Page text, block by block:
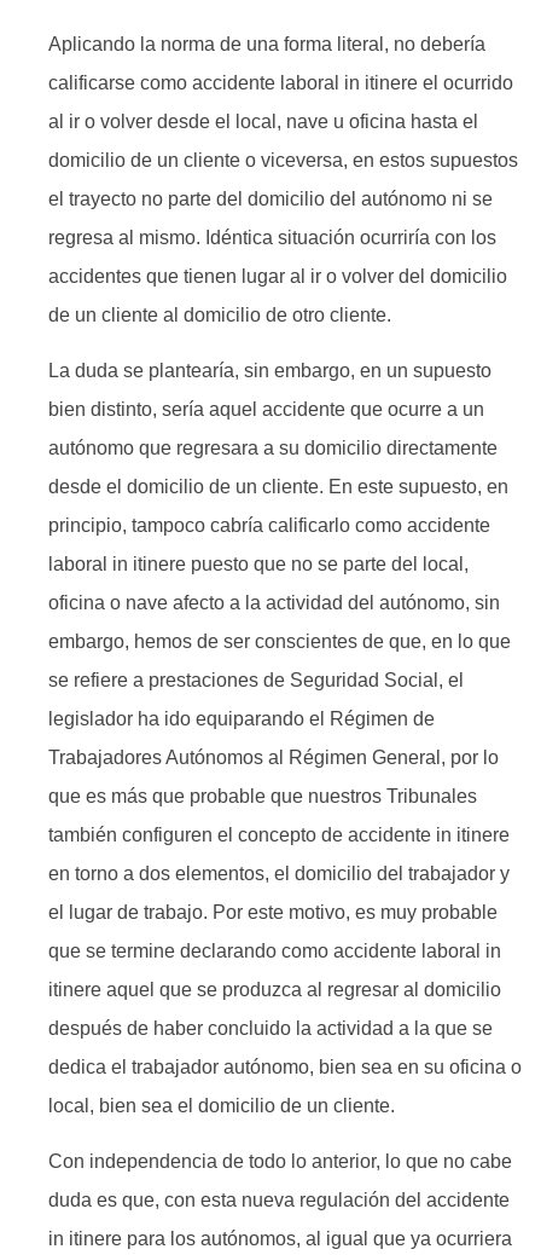
Aplicando la norma de una forma literal, no debería
calificarse como accidente laboral in itinere el ocurrido
al ir o volver desde el local, nave u oficina hasta el
domicilio de un cliente o viceversa, en estos supuestos
el trayecto no parte del domicilio del autónomo ni se
regresa al mismo. Idéntica situación ocurriría con los
accidentes que tienen lugar al ir o volver del domicilio
de un cliente al domicilio de otro cliente.
La duda se plantearía, sin embargo, en un supuesto
bien distinto, sería aquel accidente que ocurre a un
autónomo que regresara a su domicilio directamente
desde el domicilio de un cliente. En este supuesto, en
principio, tampoco cabría calificarlo como accidente
laboral in itinere puesto que no se parte del local,
oficina o nave afecto a la actividad del autónomo, sin
embargo, hemos de ser conscientes de que, en lo que
se refiere a prestaciones de Seguridad Social, el
legislador ha ido equiparando el Régimen de
Trabajadores Autónomos al Régimen General, por lo
que es más que probable que nuestros Tribunales
también configuren el concepto de accidente in itinere
en torno a dos elementos, el domicilio del trabajador y
el lugar de trabajo. Por este motivo, es muy probable
que se termine declarando como accidente laboral in
itinere aquel que se produzca al regresar al domicilio
después de haber concluido la actividad a la que se
dedica el trabajador autónomo, bien sea en su oficina o
local, bien sea el domicilio de un cliente.
Con independencia de todo lo anterior, lo que no cabe
duda es que, con esta nueva regulación del accidente
in itinere para los autónomos, al igual que ya ocurriera